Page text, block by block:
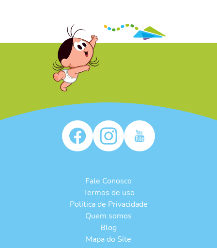
Fale Conosco
Termos de uso
Política de Privacidade
Quem somos
Blog
Mapa do Site